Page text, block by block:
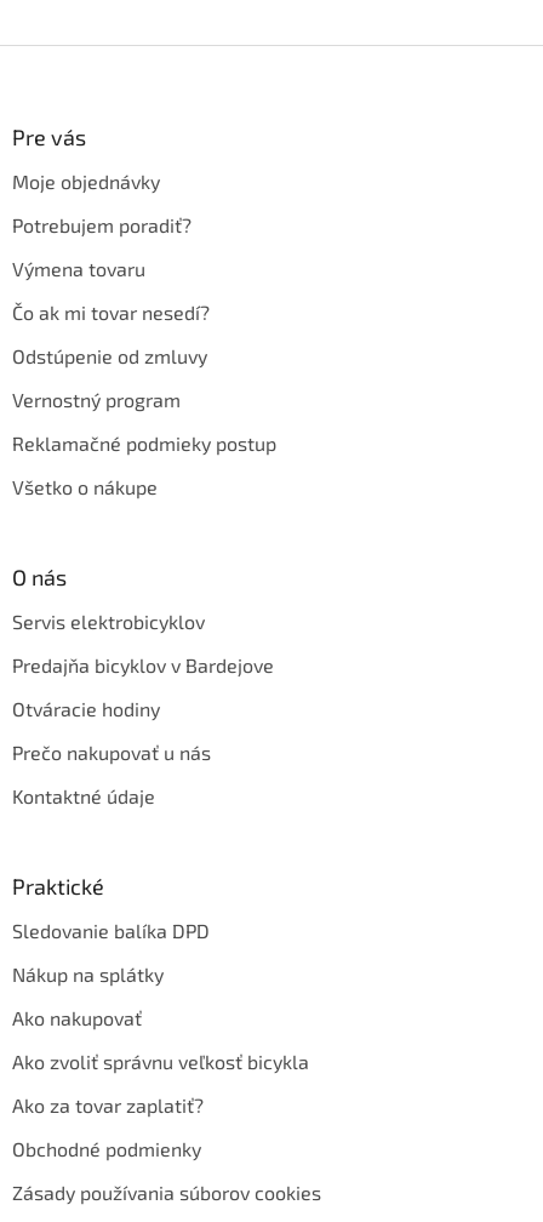
Pre vás
Moje objednávky
Potrebujem poradiť?
Výmena tovaru
Čo ak mi tovar nesedí?
Odstúpenie od zmluvy
Vernostný program
Reklamačné podmieky postup
Všetko o nákupe
O nás
Servis elektrobicyklov
Predajňa bicyklov v Bardejove
Otváracie hodiny
Prečo nakupovať u nás
Kontaktné údaje
Praktické
Sledovanie balíka DPD
Nákup na splátky
Ako nakupovať
Ako zvoliť správnu veľkosť bicykla
Ako za tovar zaplatiť?
Obchodné podmienky
Zásady používania súborov cookies